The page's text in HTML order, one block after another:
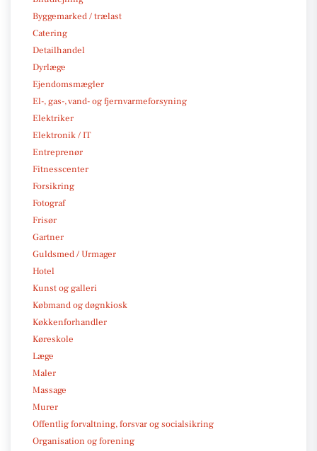
Byggemarked / trælast
Catering
Detailhandel
Dyrlæge
Ejendomsmægler
El-, gas-, vand- og fjernvarmeforsyning
Elektriker
Elektronik / IT
Entreprenør
Fitnesscenter
Forsikring
Fotograf
Frisør
Gartner
Guldsmed / Urmager
Hotel
Kunst og galleri
Købmand og døgnkiosk
Køkkenforhandler
Køreskole
Læge
Maler
Massage
Murer
Offentlig forvaltning, forsvar og socialsikring
Organisation og forening